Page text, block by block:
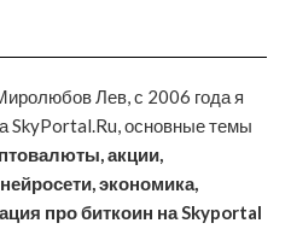
Лев, с 2006 года я
SkyPortal.Ru, основные темы
акции,
экономика,
про биткоин на Skyportal